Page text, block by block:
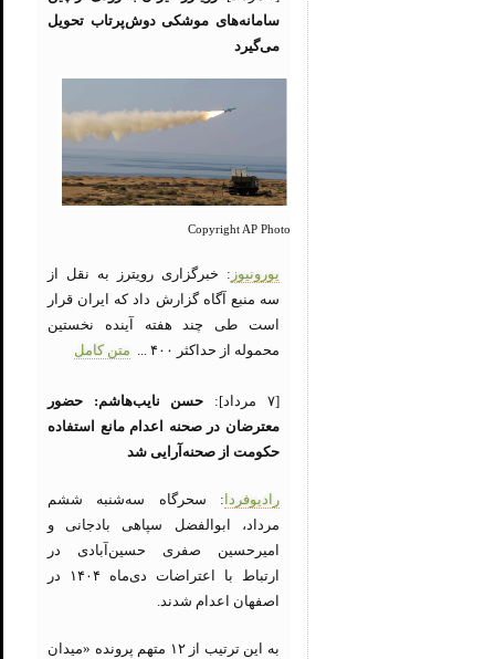
سامانه‌های موشکی دوش‌پرتاب تحویل
می‌گیرد
Copyright AP Photo
یورونیوز : خبرگزاری رویترز به نقل از
سه منبع آگاه گزارش داد که ایران قرار
است طی چند هفته آینده نخستین
محموله از حداکثر ۴۰۰ ...
متن کامل
[۷ مرداد]:
حسن نایب‌هاشم: حضور
معترضان در صحنه اعدام مانع استفاده
حکومت از صحنه‌آرایی شد
رادیوفردا : سحرگاه سه‌شنبه ششم
مرداد، ابوالفضل سپاهی بادجانی و
امیرحسین صفری حسین‌آبادی در
ارتباط با اعتراضات دی‌ماه ۱۴۰۴ در
اصفهان اعدام شدند.
به این ترتیب از ۱۲ متهم پرونده «میدان